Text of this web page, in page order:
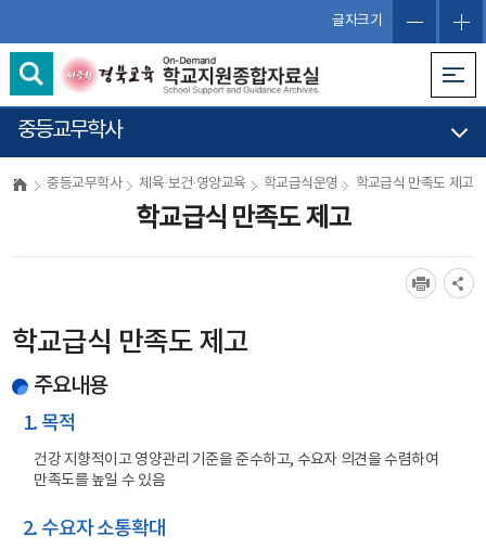
글자크기
중등교무학사
중등교무학사 체육·보건·영양교육 학교급식운영 학교급식 만족도 제고
학교급식 만족도 제고
학교급식 만족도 제고
주요내용
1. 목적
건강 지향적이고 영양관리 기준을 준수하고, 수요자 의견을 수렴하여
만족도를 높일 수 있음
2. 수요자 소통확대